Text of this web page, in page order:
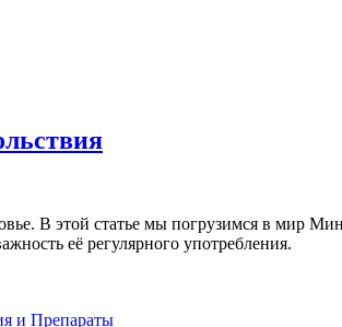
В этой статье мы погрузимся в мир
её регулярного употребления.